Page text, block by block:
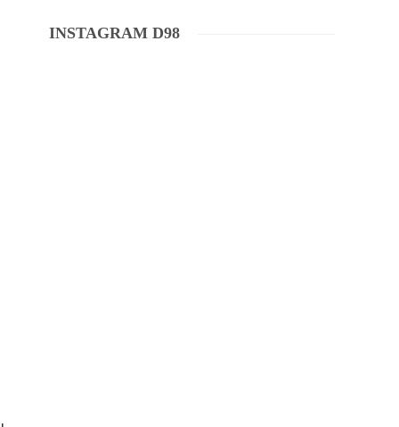
INSTAGRAM D98